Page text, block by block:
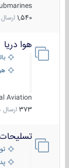
1,540 ارسال ها
هوا دریا
Aviation
373 ارسال ها
تسلیحات